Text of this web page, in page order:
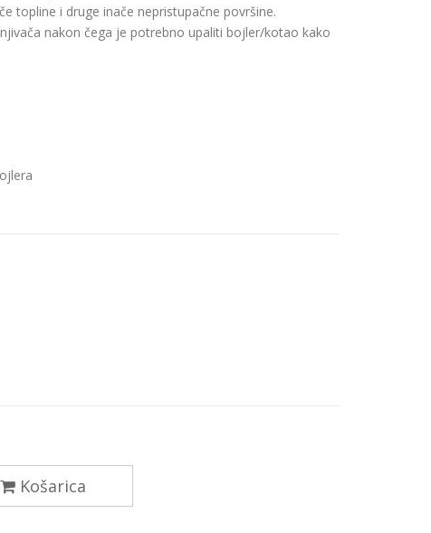
topline i druge inače nepristupačne površine.
nakon čega je potrebno upaliti bojler/kotao kako
Košarica